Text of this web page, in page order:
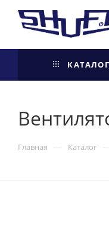
КАТАЛОГ
Главная — Каталог